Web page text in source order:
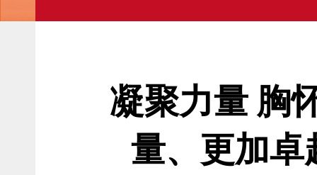
凝聚力量 胸
量、更加卓